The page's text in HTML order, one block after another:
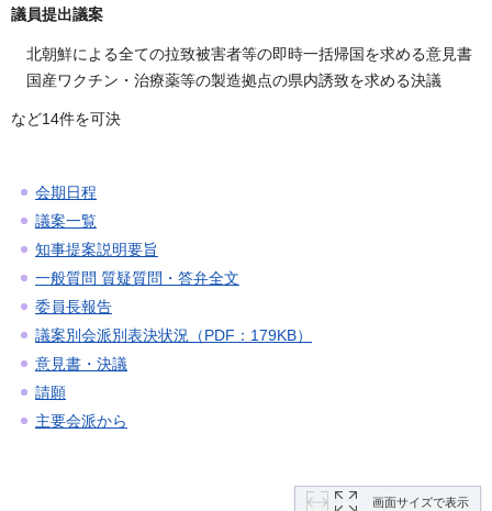
議員提出議案
北朝鮮による全ての拉致被害者等の即時一括帰国を求める意見書
国産ワクチン・治療薬等の製造拠点の県内誘致を求める決議
など14件を可決
会期日程
議案一覧
知事提案説明要旨
一般質問 質疑質問・答弁全文
委員長報告
議案別会派別表決状況（PDF：179KB）
意見書・決議
請願
主要会派から
画面サイズで表示